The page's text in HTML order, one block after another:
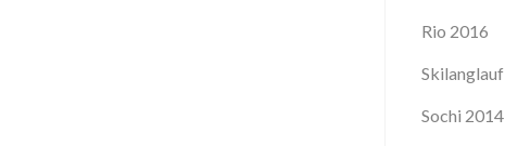
Rio 2016
Skilanglauf
Sochi 2014